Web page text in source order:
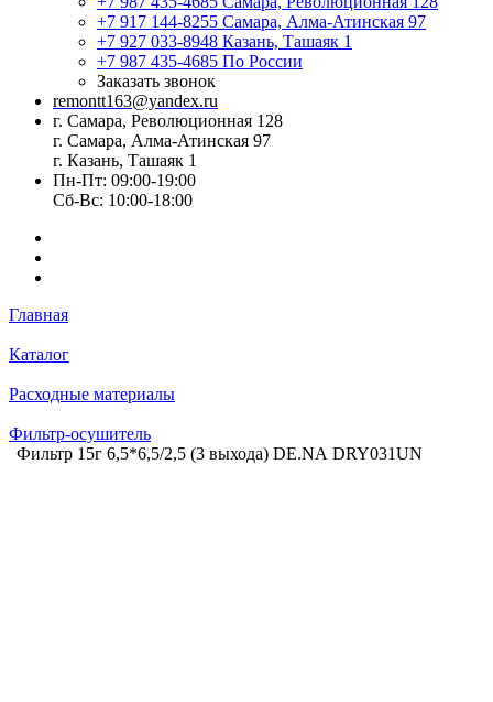
+7 917 144-8255 Самара, Алма-Атинская 97
+7 927 033-8948 Казань, Ташаяк 1
+7 987 435-4685 По России
Заказать звонок
remontt163@yandex.ru
г. Самара, Революционная 128
г. Самара, Алма-Атинская 97
г. Казань, Ташаяк 1
Пн-Пт: 09:00-19:00
Сб-Вс: 10:00-18:00
Главная
Каталог
Расходные материалы
Фильтр-осушитель
Фильтр 15г 6,5*6,5/2,5 (3 выхода) DE.NА DRY031UN